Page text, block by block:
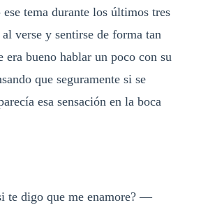
ese tema durante los últimos tres
verse y sentirse de forma tan
era bueno hablar un poco con su
que seguramente si se
esa sensación en la boca
te digo que me enamore? —